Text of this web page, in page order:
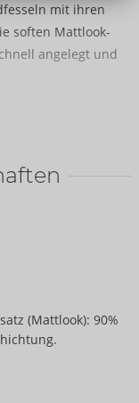
mit ihren
soften Mattlook-
angelegt und
(Mattlook): 90%